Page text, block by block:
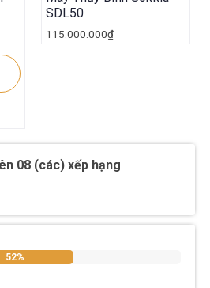
SDL50
115.000.000₫
08 (các) xếp hạng
52%